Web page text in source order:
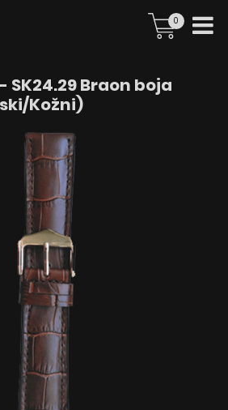
0
SK24.29 Braon boja
Kožni)